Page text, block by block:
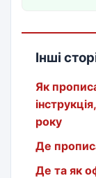
Інші
Як
року
Де
Де та як